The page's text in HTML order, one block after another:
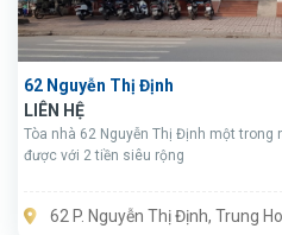
62 Nguyễn Thị Định
LIÊN HỆ
Tòa nhà 62 Nguyễn Thị Định một
được với 2 tiền siêu rộng
62 P. Nguyễn Thị Định, Trung